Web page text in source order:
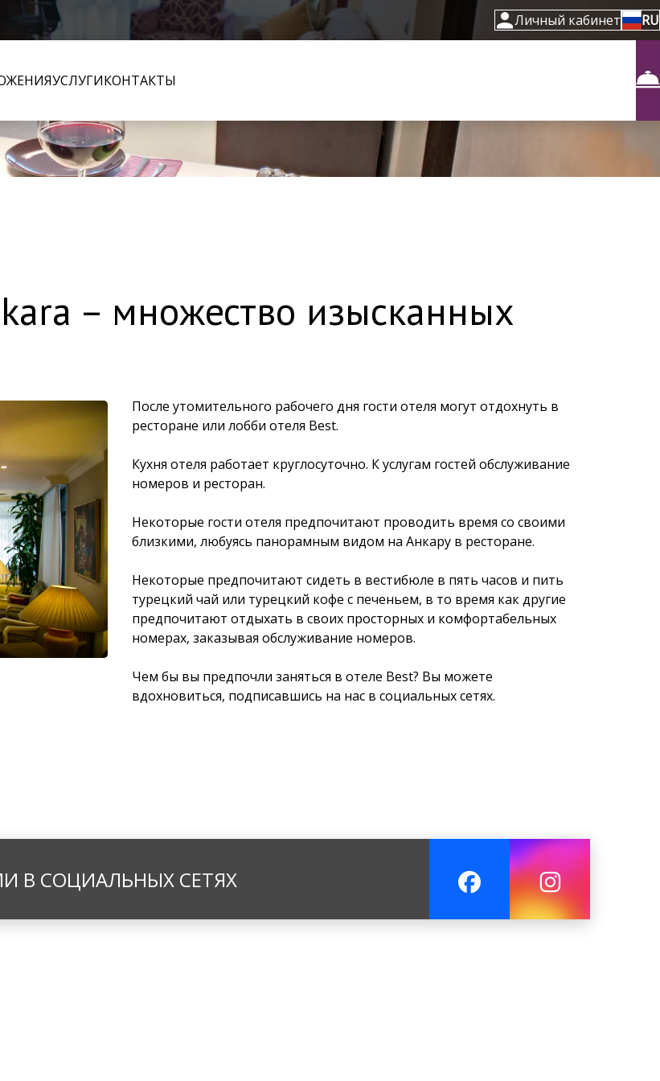
Личный кабинет RU
УСЛУГИКОНТАКТЫ
– множество изысканных
После утомительного рабочего дня гости отеля могут отдохнуть в
ресторане или лобби отеля Best.
Кухня отеля работает круглосуточно. К услугам гостей обслуживание
номеров и ресторан.
Некоторые гости отеля предпочитают проводить время со своими
близкими, любуясь панорамным видом на Анкару в ресторане.
Некоторые предпочитают сидеть в вестибюле в пять часов и пить
турецкий чай или турецкий кофе с печеньем, в то время как другие
предпочитают отдыхать в своих просторных и комфортабельных
номерах, заказывая обслуживание номеров.
Чем бы вы предпочли заняться в отеле Best? Вы можете
вдохновиться, подписавшись на нас в социальных сетях.
В СОЦИАЛЬНЫХ СЕТЯХ